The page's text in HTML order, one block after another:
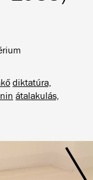
diktatúra,
átalakulás,